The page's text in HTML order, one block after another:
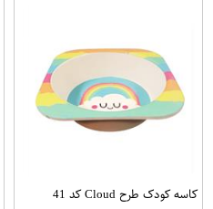
کاسه کودک طرح Cloud کد 41